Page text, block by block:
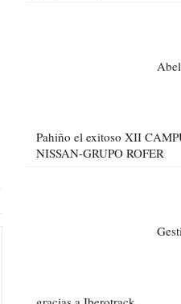
Pahiño el exitoso XII
NISSAN-GRUPO ROFER